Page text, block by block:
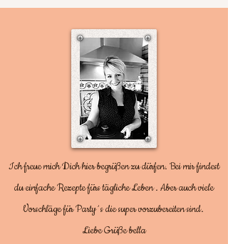
Ich freue mich Dich hier begrüßen zu dürfen. Bei mir findest
du einfache Rezepte fürs tägliche Leben . Aber auch viele
Vorschläge für Party´s die super vorzubereiten sind.
Liebe Grüße bella